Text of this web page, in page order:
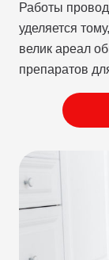
Работы
уделяется
велик ареал
препаратов